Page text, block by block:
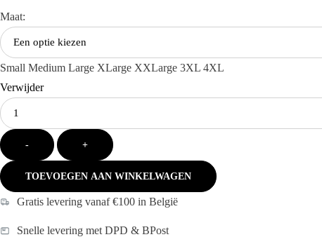
Maat:
Small Medium Large XLarge XXLarge 3XL 4XL
Verwijder
- +
TOEVOEGEN AAN WINKELWAGEN
Gratis levering vanaf €100 in België
Snelle levering met DPD & BPost